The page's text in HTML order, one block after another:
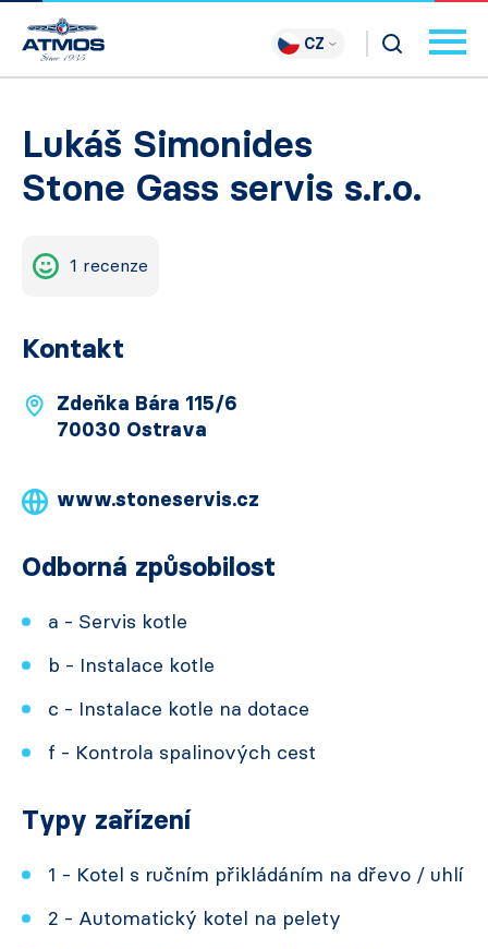
CZ
Lukáš Simonides
Stone Gass servis s.r.o.
1 recenze
Kontakt
Zdeňka Bára 115/6
70030 Ostrava
www.stoneservis.cz
Odborná způsobilost
a - Servis kotle
b - Instalace kotle
c - Instalace kotle na dotace
f - Kontrola spalinových cest
Typy zařízení
1 - Kotel s ručním přikládáním na dřevo / uhlí
2 - Automatický kotel na pelety